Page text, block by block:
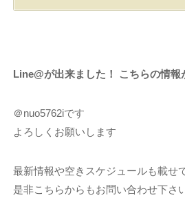
Line@が出来ました！ こちらの情報
＠nuo5762iです
よろしくお願いします
最新情報や空きスケジュールも載せ
是非こちらからもお問い合わせ下さ